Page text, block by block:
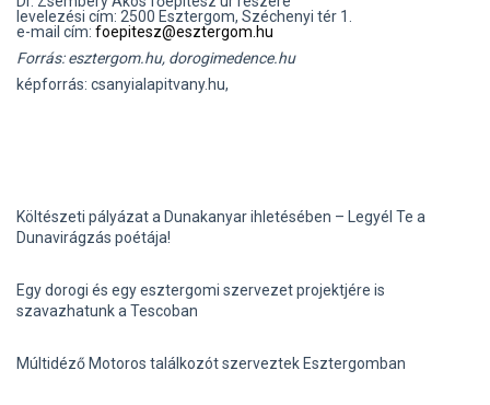
levelezési cím: 2500 Esztergom, Széchenyi tér 1.
e-mail cím: foepitesz@esztergom.hu
Forrás: esztergom.hu, dorogimedence.hu
képforrás: csanyialapitvany.hu,
Költészeti pályázat a Dunakanyar ihletésében – Legyél Te a
Dunavirágzás poétája!
Egy dorogi és egy esztergomi szervezet projektjére is
szavazhatunk a Tescoban
Múltidéző Motoros találkozót szerveztek Esztergomban